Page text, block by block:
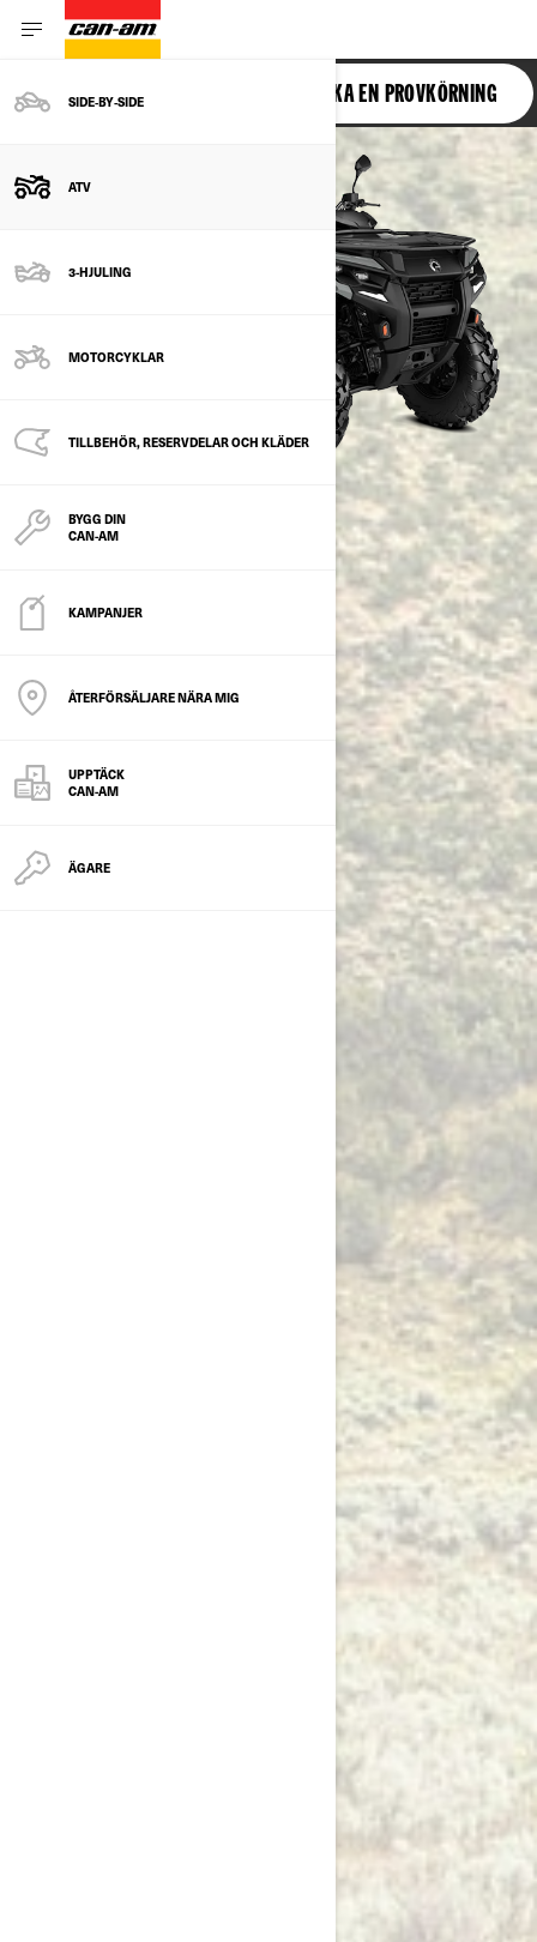
SIDE‑BY‑SIDE
ATV
3-HJULING
MOTORCYKLAR
TILLBEHÖR, RESERVDELAR OCH KLÄDER
BYGG DIN
CAN-AM
KAMPANJER
ÅTERFÖRSÄLJARE NÄRA MIG
UPPTÄCK
CAN-AM
ÄGARE
OUTLANDER 6X6 BOKA EN PROVKÖRNING